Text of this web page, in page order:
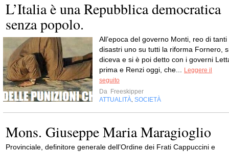
L’Italia è una Repubblica democratica
senza popolo.
All’epoca del governo Monti, reo di tanti
disastri uno su tutti la riforma Fornero,
diceva e si è poi detto con i governi
prima e Renzi oggi, che...
Leggere il
seguito
Da Freeskipper
ATTUALITÀ SOCIETÀ
Mons. Giuseppe Maria Maragioglio
Provinciale, definitore generale dell’Ordine dei Frati Cappuccini e